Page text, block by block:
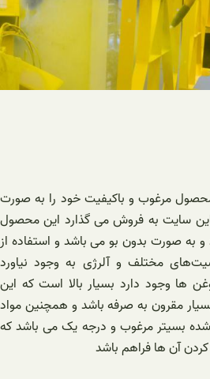
مرغوب و باکیفیت خود را به صورت
سایت به فروش می گذارد این محصول
و به صورت بدون بو می باشد و استفاده از
مختلف و آلرژی به وجود نیاورد
ها وجود دارد بسیار بالا است که این
مقرون به صرفه باشد و همچنین مواد
شده بسیتر مرغوب و درجه یک می باشد که
آن ها فراهم باشد